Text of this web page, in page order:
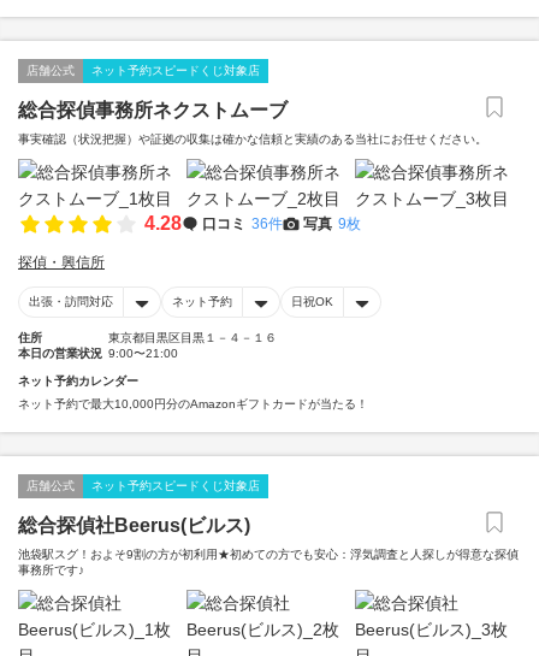
店舗公式 ネット予約スピードくじ対象店
総合探偵事務所ネクストムーブ
事実確認（状況把握）や証拠の収集は確かな信頼と実績のある当社にお任せください。
4.28 口コミ 36件 写真 9枚
探偵・興信所
出張・訪問対応 ネット予約 日祝OK
住所
東京都目黒区目黒１－４－１６
本日の営業状況 9:00〜21:00
ネット予約カレンダー
ネット予約で最大10,000円分のAmazonギフトカードが当たる！
店舗公式 ネット予約スピードくじ対象店
総合探偵社Beerus(ビルス)
池袋駅スグ！およそ9割の方が初利用★初めての方でも安心：浮気調査と人探しが得意な探偵
事務所です♪